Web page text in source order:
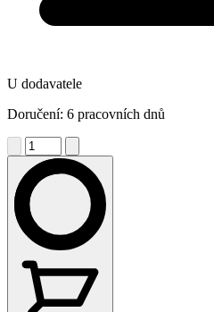
U dodavatele
Doručení: 6 pracovních dnů